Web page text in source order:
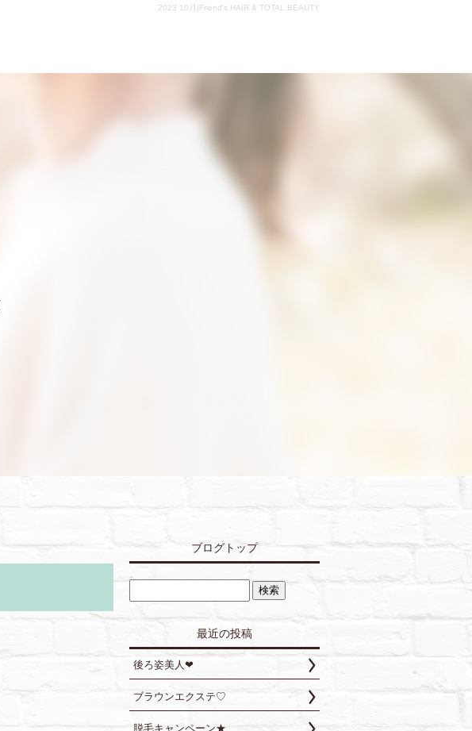
2023 10月|Friend's HAIR & TOTAL BEAUTY
ブログトップ
最近の投稿
後ろ姿美人❤︎
ブラウンエクステ♡
脱毛キャンペーン★